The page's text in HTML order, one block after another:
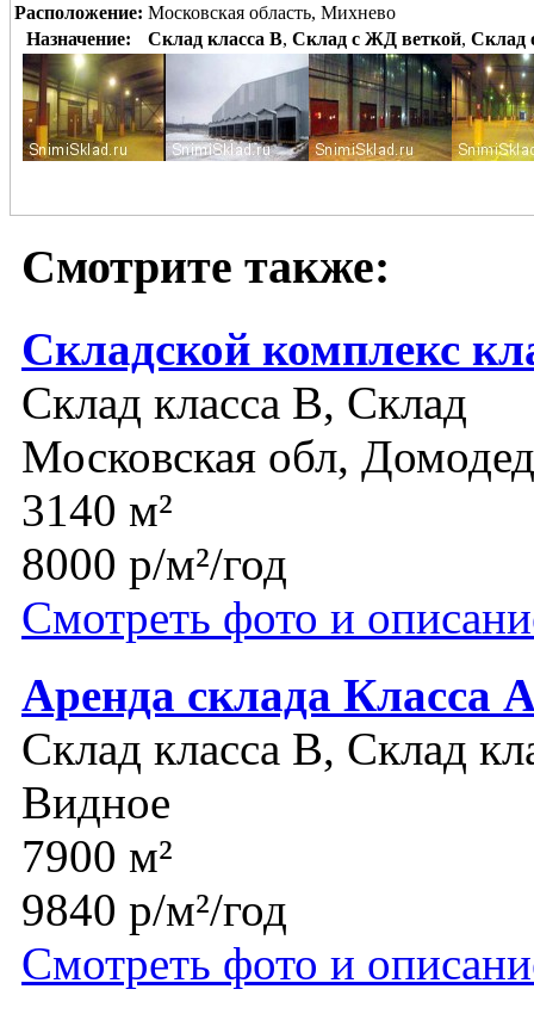
Расположение: Московская область, Михнево
Назначение:
Склад класса B, Склад с ЖД веткой, Склад
Смотрите также:
Складской комплекс
Склад класса B, Склад
Московская обл,
3140 м²
8000 р/м²/год
Смотреть фото и
Аренда склада Класса
Склад класса B, Склад
Видное
7900 м²
9840 р/м²/год
Смотреть фото и